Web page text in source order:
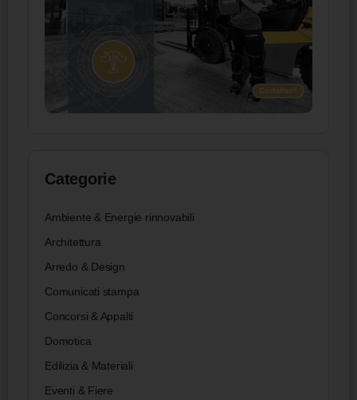
Categorie
Ambiente & Energie rinnovabili
Architettura
Arredo & Design
Comunicati stampa
Concorsi & Appalti
Domotica
Edilizia & Materiali
Eventi & Fiere